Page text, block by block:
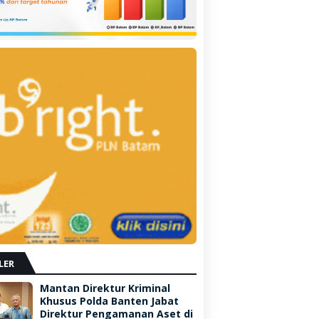
Mantan Direktur Kriminal
Khusus Polda Banten Jabat
Direktur Pengamanan Aset di